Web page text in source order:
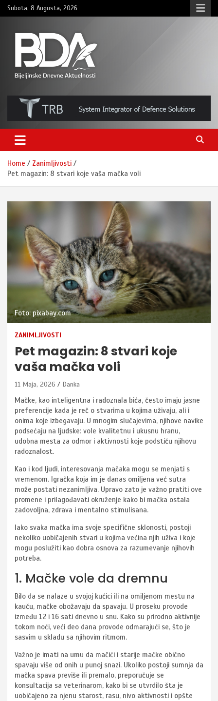
Skip
to
Subota, 8 Augusta, 2026
BNDAN.com
Home
Zanimljivosti
Pet magazin: 8 stvari koje vaša mačka voli
Foto: pixabay.com
ZANIMLJIVOSTI
Pet magazin: 8 stvari koje
vaša mačka voli
11 Maja, 2026 Danka
Mačke, kao inteligentna i radoznala bića, često imaju jasne
preferencije kada je reč o stvarima u kojima uživaju, ali i
onima koje izbegavaju. U mnogim slučajevima, njihove navike
podsećaju na ljudske: vole kvalitetnu i ukusnu hranu,
udobna mesta za odmor i aktivnosti koje podstiču njihovu
radoznalost.
Kao i kod ljudi, interesovanja mačaka mogu se menjati s
vremenom. Igračka koja im je danas omiljena već sutra
može postati nezanimljiva. Upravo zato je važno pratiti ove
promene i prilagođavati okruženje kako bi mačka ostala
zadovoljna, zdrava i mentalno stimulisana.
Iako svaka mačka ima svoje specifične sklonosti, postoji
nekoliko uobičajenih stvari u kojima većina njih uživa i koje
mogu poslužiti kao dobra osnova za razumevanje njihovih
potreba.
1. Mačke vole da dremnu
Bilo da se nalaze u svojoj kućici ili na omiljenom mestu na
kauču, mačke obožavaju da spavaju. U proseku provode
između 12 i 16 sati dnevno u snu. Kako su prirodno aktivnije
tokom noći, veći deo dana provode odmarajući se, što je
sasvim u skladu sa njihovim ritmom.
Važno je imati na umu da mačići i starije mačke obično
spavaju više od onih u punoj snazi. Ukoliko postoji sumnja da
mačka spava previše ili premalo, preporučuje se
konsultacija sa veterinarom, kako bi se utvrdilo šta je
uobičajeno za njenu starost, rasu, nivo aktivnosti i opšte